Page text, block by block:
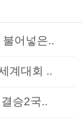
어넣은..
계대회 ..
승2국..